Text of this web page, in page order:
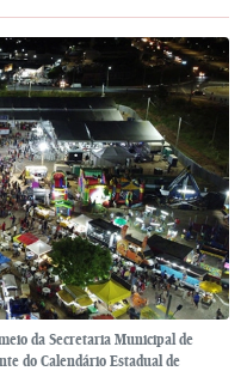
da Secretaria Municipal de
do Calendário Estadual de